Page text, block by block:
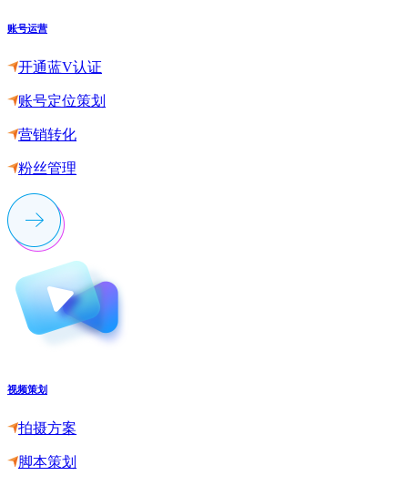
账号运营
开通蓝V认证
账号定位策划
营销转化
粉丝管理
视频策划
拍摄方案
脚本策划